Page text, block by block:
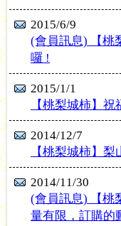
2015/6/9
(會員訊息) 【桃
囉 !
2015/1/1
【桃梨城柿】
2014/12/7
【桃梨城柿】
2014/11/30
(會員訊息) 【桃
量有限，訂購的